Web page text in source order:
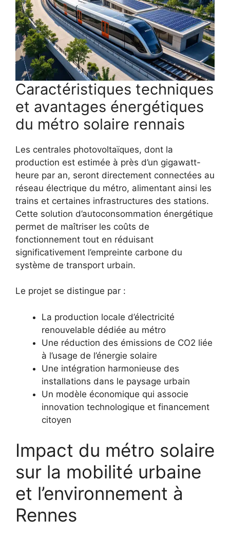
Caractéristiques techniques
et avantages énergétiques
du métro solaire rennais
Les centrales photovoltaïques, dont la
production est estimée à près d’un gigawatt-
heure par an, seront directement connectées au
réseau électrique du métro, alimentant ainsi les
trains et certaines infrastructures des stations.
Cette solution d’autoconsommation énergétique
permet de maîtriser les coûts de
fonctionnement tout en réduisant
significativement l’empreinte carbone du
système de transport urbain.
Le projet se distingue par :
La production locale d’électricité
renouvelable dédiée au métro
Une réduction des émissions de CO2 liée
à l’usage de l’énergie solaire
Une intégration harmonieuse des
installations dans le paysage urbain
Un modèle économique qui associe
innovation technologique et financement
citoyen
Impact du métro solaire
sur la mobilité urbaine
et l’environnement à
Rennes